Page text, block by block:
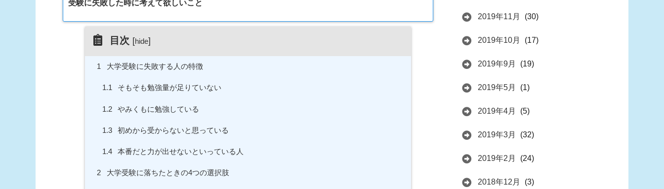
受験に失敗した時に考えて欲しいこと
目次 [hide]
1 大学受験に失敗する人の特徴
1.1 そもそも勉強量が足りていない
1.2 やみくもに勉強している
1.3 初めから受からないと思っている
1.4 本番だと力が出せないといっている人
2 大学受験に落ちたときの4つの選択肢
2019年11月 (30)
2019年10月 (17)
2019年9月 (19)
2019年5月 (1)
2019年4月 (5)
2019年3月 (32)
2019年2月 (24)
2018年12月 (3)